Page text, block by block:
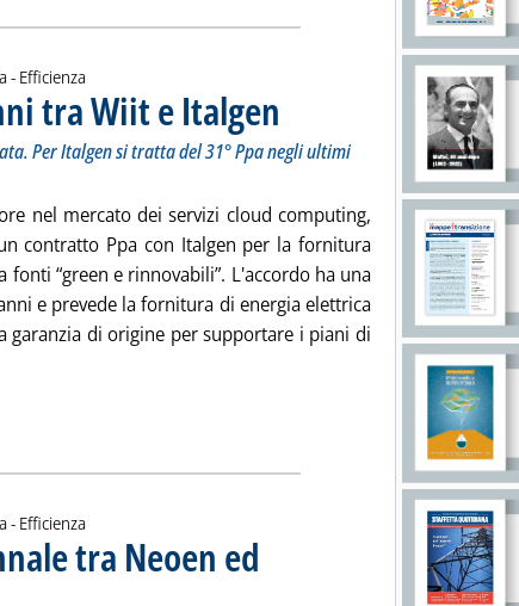
- Efficienza
tra Wiit e Italgen . Sottotitolo: Prezzo fisso a MWh
. Pubblicata mercoledì 27 novembre
Per Italgen si tratta del 31° Ppa negli ultimi
nel mercato dei servizi cloud computing,
contratto Ppa con Italgen per la fornitura
fonti “green e rinnovabili”. L'accordo ha una
e prevede la fornitura di energia elettrica
garanzia di origine per supportare i piani di
tutta la notizia: 'Rinnovabili, Ppa di 7 anni tra Wiit e Italgen '
- Efficienza
tra Neoen ed
Italia. Sette progetti Fer al nord per 53 MW
alle 12.10.